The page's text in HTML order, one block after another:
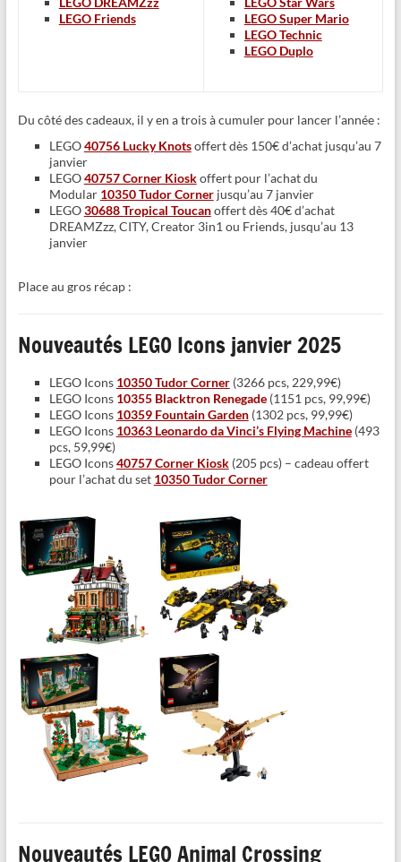
LEGO Friends
LEGO Super Mario
LEGO Technic
LEGO Duplo
Du côté des cadeaux, il y en a trois à cumuler pour lancer l’année :
LEGO40756 Lucky Knotsoffert dès 150€ d’achat jusqu’au 7
janvier
LEGO40757 Corner Kioskoffert pour l’achat du
Modular 10350 Tudor Cornerjusqu’au 7 janvier
LEGO30688 Tropical Toucanoffert dès 40€ d’achat
DREAMZzz, CITY, Creator 3in1 ou Friends, jusqu’au 13
janvier
Place au gros récap :
Nouveautés LEGO Icons janvier 2025
LEGO Icons 10350 Tudor Corner(3266 pcs, 229,99€)
LEGO Icons 10355 Blacktron Renegade(1151 pcs, 99,99€)
LEGO Icons 10359 Fountain Garden(1302 pcs, 99,99€)
LEGO Icons 10363 Leonardo da Vinci’s Flying Machine(493
pcs, 59,99€)
LEGO Icons40757 Corner Kiosk(205 pcs) – cadeau offert
pour l’achat du set 10350 Tudor Corner
Nouveautés LEGO Animal Crossing